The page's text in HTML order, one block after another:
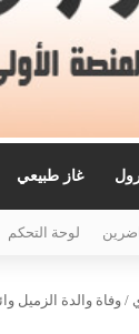
غاز طبيعي
لوحة التحكم
/ وفاة والدة الزميل